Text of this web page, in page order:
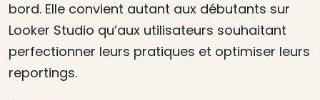
bord. Elle convient autant aux débutants sur
Looker Studio qu’aux utilisateurs souhaitant
perfectionner leurs pratiques et optimiser leurs
reportings.